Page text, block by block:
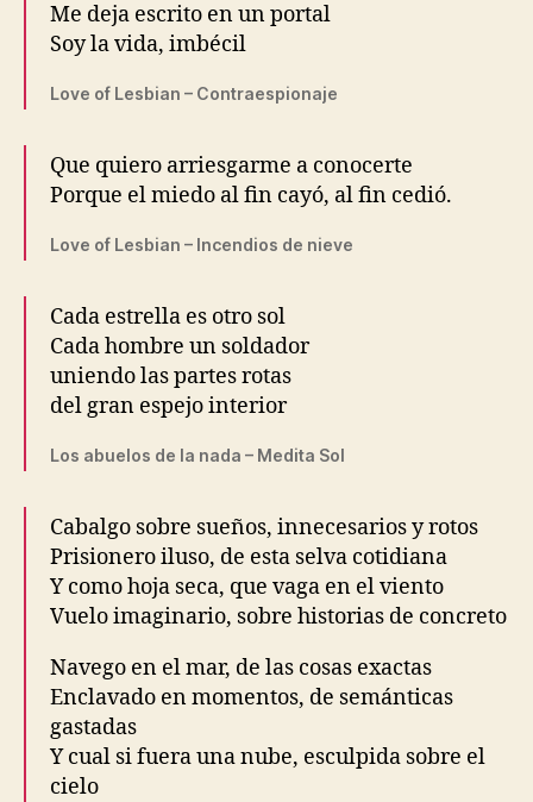
Me deja escrito en un portal
Soy la vida, imbécil
Love of Lesbian – Contraespionaje
Que quiero arriesgarme a conocerte
Porque el miedo al fin cayó, al fin cedió.
Love of Lesbian – Incendios de nieve
Cada estrella es otro sol
Cada hombre un soldador
uniendo las partes rotas
del gran espejo interior
Los abuelos de la nada – Medita Sol
Cabalgo sobre sueños, innecesarios y rotos
Prisionero iluso, de esta selva cotidiana
Y como hoja seca, que vaga en el viento
Vuelo imaginario, sobre historias de concreto
Navego en el mar, de las cosas exactas
Enclavado en momentos, de semánticas
gastadas
Y cual si fuera una nube, esculpida sobre el
cielo